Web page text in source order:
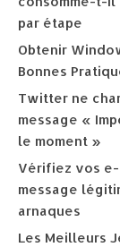
par étape
Obtenir
Bonnes
Twitter ne
message «
le moment »
Vérifiez vos e-
message
arnaques
Les Meilleurs